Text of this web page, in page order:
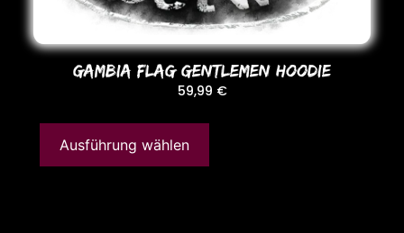
GAMBIA FLAG GENTLEMEN HooDIE
59,99 €
Ausführung wählen